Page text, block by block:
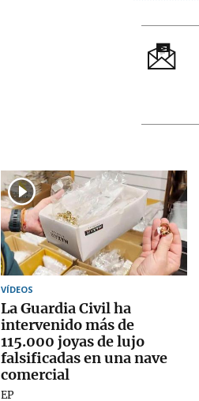
VÍDEOS
La Guardia Civil ha
intervenido más de
115.000 joyas de lujo
falsificadas en una nave
comercial
EP